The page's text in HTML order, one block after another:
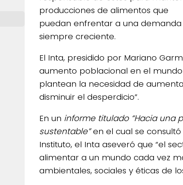
producciones de alimentos que
puedan enfrentar a una demanda
siempre creciente.
El Inta, presidido por Mariano
aumento poblacional en el
plantean la necesidad de
disminuir el desperdicio”.
En un informe titulado “Hacia una
sustentable”en el cual se
Instituto, el Inta aseveró que “el
alimentar a un mundo cada vez
ambientales, sociales y éticas de